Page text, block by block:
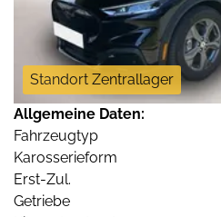
Standort Zentrallager
Allgemeine Daten:
Fahrzeugtyp
Karosserieform
Erst-Zul.
Getriebe